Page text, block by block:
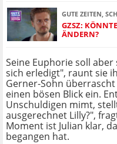
GUTE ZEITEN,
GZSZ:
ÄNDERN?
Seine Euphorie soll
sich erledigt", raunt sie
Gerner-Sohn
einen bösen Blick ein.
Unschuldigen mimt,
ausgerechnet Lilly?",
Moment ist Julian klar,
begangen hat.